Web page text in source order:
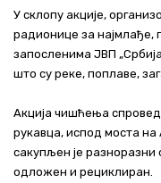
У склопу акције,
радионице за најмлађе,
запосленима ЈВП
што су реке, поплаве,
Акција чишћења
рукавца, испод моста
сакупљен је разноразни
одложен и рециклиран.